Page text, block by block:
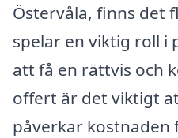
Östervåla, finns det
spelar en viktig roll i
att få en rättvis och
offert är det viktigt
påverkar kostnaden